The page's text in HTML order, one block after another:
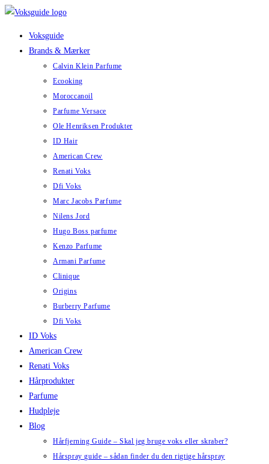
Skip
Voksguide
Brands & Mærker
Calvin Klein Parfume
Ecooking
Moroccanoil
Parfume Versace
Ole Henriksen Produkter
ID Hair
American Crew
Renati Voks
Dfi Voks
Marc Jacobs Parfume
Nilens Jord
Hugo Boss parfume
Kenzo Parfume
Armani Parfume
Clinique
Origins
Burberry Parfume
Dfi Voks
ID Voks
American Crew
Renati Voks
Hårprodukter
Parfume
Hudpleje
Blog
Hårfjerning Guide – Skal jeg bruge voks eller skraber?
Hårspray guide – sådan finder du den rigtige hårspray